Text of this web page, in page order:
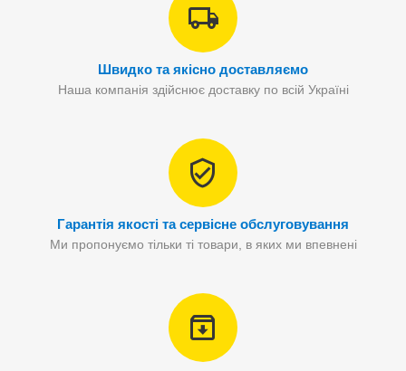
Швидко та якісно доставляємо
Наша компанія здійснює доставку по всій Україні
Гарантія якості та сервісне обслуговування
Ми пропонуємо тільки ті товари, в яких ми впевнені